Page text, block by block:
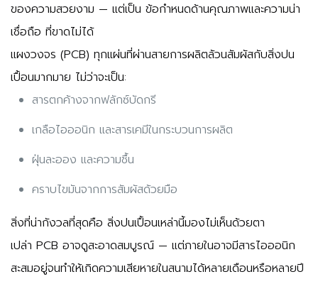
ของความสวยงาม — แต่เป็น ข้อกำหนดด้านคุณภาพและความน่า
เชื่อถือ ที่ขาดไม่ได้
แผงวงจร (PCB) ทุกแผ่นที่ผ่านสายการผลิตล้วนสัมผัสกับสิ่งปน
เปื้อนมากมาย ไม่ว่าจะเป็น:
สารตกค้างจากฟลักซ์บัดกรี
เกลือไอออนิก และสารเคมีในกระบวนการผลิต
ฝุ่นละออง และความชื้น
คราบไขมันจากการสัมผัสด้วยมือ
สิ่งที่น่ากังวลที่สุดคือ สิ่งปนเปื้อนเหล่านี้มองไม่เห็นด้วยตา
เปล่า PCB อาจดูสะอาดสมบูรณ์ — แต่ภายในอาจมีสารไอออนิก
สะสมอยู่จนทำให้เกิดความเสียหายในสนามได้หลายเดือนหรือหลายปี